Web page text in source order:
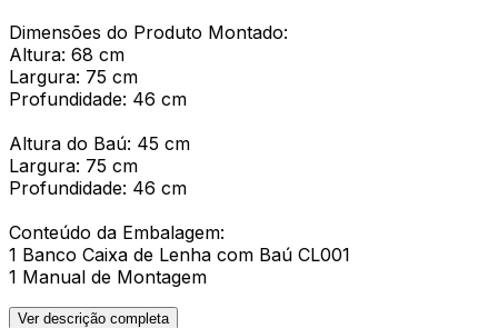
Dimensões do Produto Montado:
Altura: 68 cm
Largura: 75 cm
Profundidade: 46 cm
Altura do Baú: 45 cm
Largura: 75 cm
Profundidade: 46 cm
Conteúdo da Embalagem:
1 Banco Caixa de Lenha com Baú CL001
1 Manual de Montagem
Ver descrição completa